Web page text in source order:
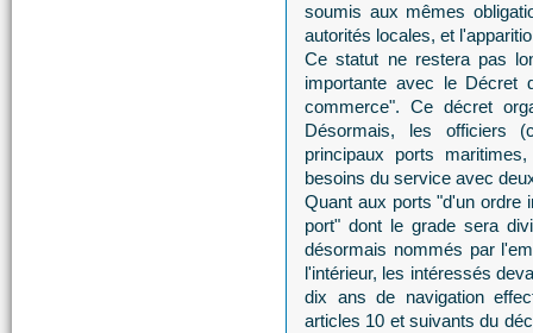
soumis aux mêmes
autorités locales, et
Ce statut ne restera pas
importante avec le
commerce". Ce décret
Désormais, les officiers
principaux ports
besoins du service avec
Quant aux ports "d'un ordre
port" dont le grade sera
désormais nommés par
l'intérieur, les intéressés
dix ans de navigation
articles 10 et suivants du